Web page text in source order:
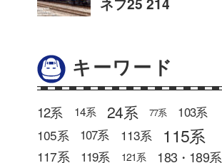
キーワード
12系 14系 24系 77系 103系
105系 107系 113系 115系
117系 119系 121系 183・189系